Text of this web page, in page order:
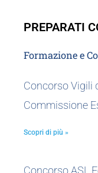
PREPARATI
Formazione e
Concorso Vigili
Commissione
Scopri di più »
Concorso ASL